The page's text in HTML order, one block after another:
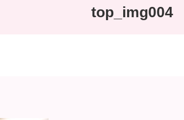
top_img004